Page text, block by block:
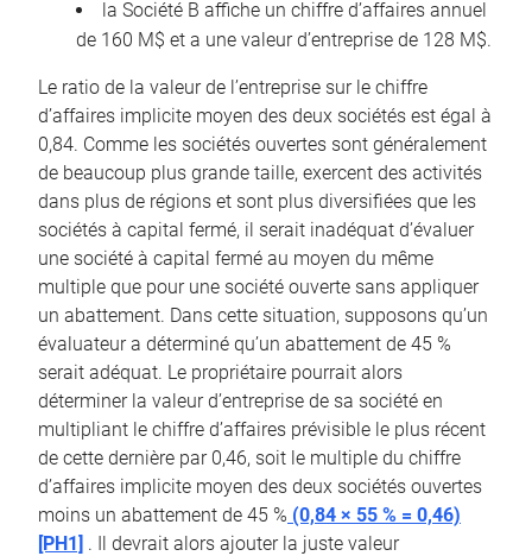
la Société B affiche un chiffre d’affaires annuel
de 160 M$ et a une valeur d’entreprise de 128 M$.
Le ratio de la valeur de l’entreprise sur le chiffre
d’affaires implicite moyen des deux sociétés est égal à
0,84. Comme les sociétés ouvertes sont généralement
de beaucoup plus grande taille, exercent des activités
dans plus de régions et sont plus diversifiées que les
sociétés à capital fermé, il serait inadéquat d’évaluer
une société à capital fermé au moyen du même
multiple que pour une société ouverte sans appliquer
un abattement. Dans cette situation, supposons qu’un
évaluateur a déterminé qu’un abattement de 45 %
serait adéquat. Le propriétaire pourrait alors
déterminer la valeur d’entreprise de sa société en
multipliant le chiffre d’affaires prévisible le plus récent
de cette dernière par 0,46, soit le multiple du chiffre
d’affaires implicite moyen des deux sociétés ouvertes
moins un abattement de 45 % (0,84 × 55 % = 0,46)
[PH1] . Il devrait alors ajouter la juste valeur